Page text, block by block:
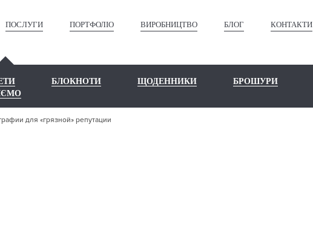
ПОСЛУГИ ПОРТФОЛІО ВИРОБНИЦТВО БЛОГ КОНТАКТИ
БЛОКНОТИ ЩОДЕННИКИ БРОШУРИ
для «грязной» репутации